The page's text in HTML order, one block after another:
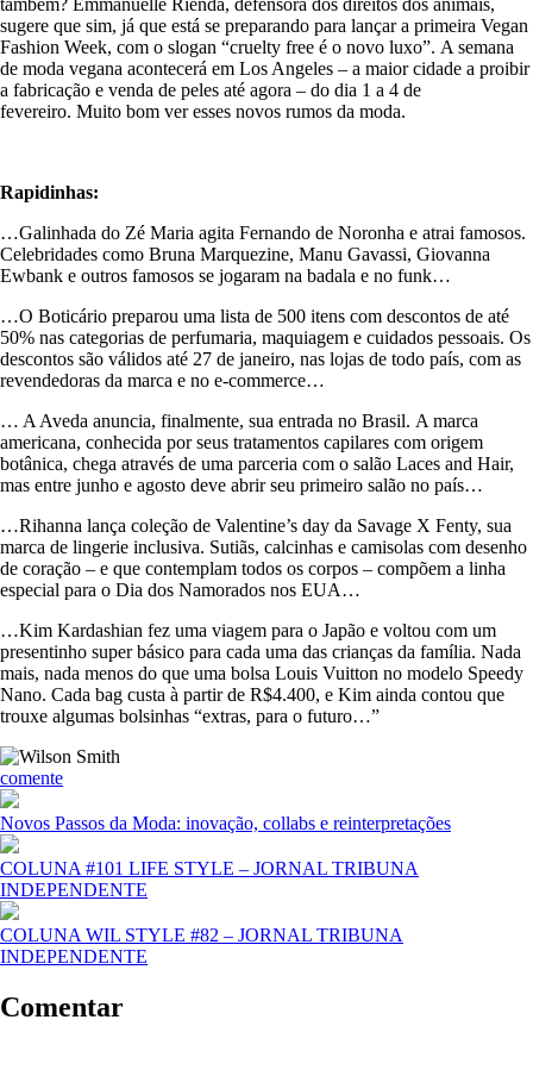
também? Emmanuelle Rienda, defensora dos direitos dos animais,
sugere que sim, já que está se preparando para lançar a primeira Vegan
Fashion Week, com o slogan “cruelty free é o novo luxo”. A semana
de moda vegana acontecerá em Los Angeles – a maior cidade a proibir
a fabricação e venda de peles até agora – do dia 1 a 4 de
fevereiro. Muito bom ver esses novos rumos da moda.
Rapidinhas:
…Galinhada do Zé Maria agita Fernando de Noronha e atrai famosos.
Celebridades como Bruna Marquezine, Manu Gavassi, Giovanna
Ewbank e outros famosos se jogaram na badala e no funk…
…O Boticário preparou uma lista de 500 itens com descontos de até
50% nas categorias de perfumaria, maquiagem e cuidados pessoais. Os
descontos são válidos até 27 de janeiro, nas lojas de todo país, com as
revendedoras da marca e no e-commerce…
… A Aveda anuncia, finalmente, sua entrada no Brasil. A marca
americana, conhecida por seus tratamentos capilares com origem
botânica, chega através de uma parceria com o salão Laces and Hair,
mas entre junho e agosto deve abrir seu primeiro salão no país…
…Rihanna lança coleção de Valentine’s day da Savage X Fenty, sua
marca de lingerie inclusiva. Sutiãs, calcinhas e camisolas com desenho
de coração – e que contemplam todos os corpos – compõem a linha
especial para o Dia dos Namorados nos EUA…
…Kim Kardashian fez uma viagem para o Japão e voltou com um
presentinho super básico para cada uma das crianças da família. Nada
mais, nada menos do que uma bolsa Louis Vuitton no modelo Speedy
Nano. Cada bag custa à partir de R$4.400, e Kim ainda contou que
trouxe algumas bolsinhas “extras, para o futuro…”
comente
Novos Passos da Moda: inovação, collabs e reinterpretações
COLUNA #101 LIFE STYLE – JORNAL TRIBUNA
INDEPENDENTE
COLUNA WIL STYLE #82 – JORNAL TRIBUNA
INDEPENDENTE
Comentar